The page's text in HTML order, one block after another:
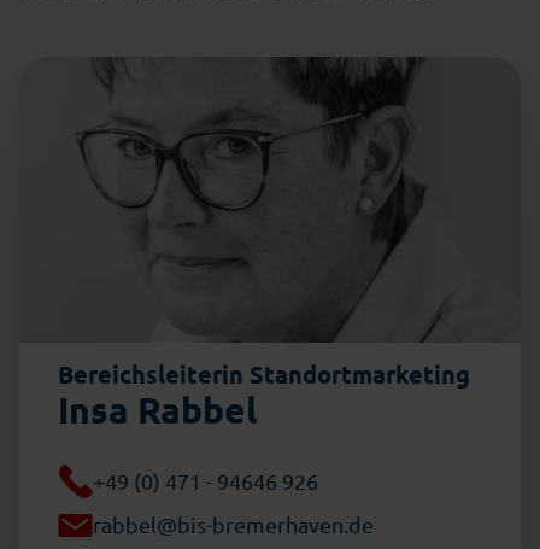
Bereichsleiterin Standortmarketing
Insa Rabbel
+49 (0) 471 - 94646 926
rabbel@bis-bremerhaven.de